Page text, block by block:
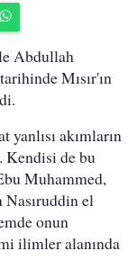
Abdullah
Mısır'ın
yanlısı akımların
Kendisi de bu
Muhammed,
el
onun
ilimler alanında